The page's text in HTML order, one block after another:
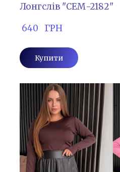
Лонгслів "СЕМ-2182"
640   ГРН
Купити